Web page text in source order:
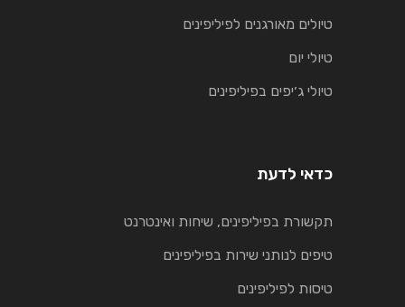
טיולים מאורגנים לפיליפינים
טיולי יום
טיולי ג׳יפים בפיליפינים
כדאי לדעת
תקשורת בפיליפינים, שיחות ואינטרנט
טיפים לנותני שירות בפיליפינים
טיסות לפיליפינים